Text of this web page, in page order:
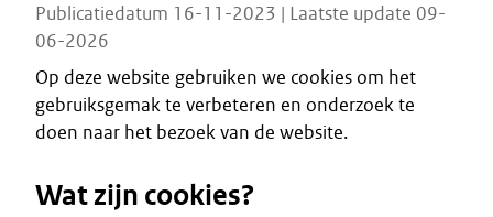
Publicatiedatum 16-11-2023 | Laatste update 09-
06-2026
Op deze website gebruiken we cookies om het
gebruiksgemak te verbeteren en onderzoek te
doen naar het bezoek van de website.
Wat zijn cookies?